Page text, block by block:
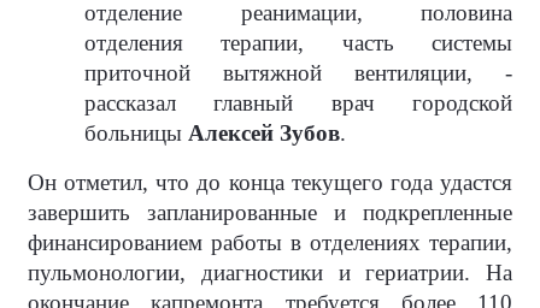
отделение реанимации, половина
отделения терапии, часть системы
приточной вытяжной вентиляции, -
рассказал главный врач городской
больницы Алексей Зубов.
Он отметил, что до конца текущего года удастся
завершить запланированные и подкрепленные
финансированием работы в отделениях терапии,
пульмонологии, диагностики и гериатрии. На
окончание капремонта требуется более 110